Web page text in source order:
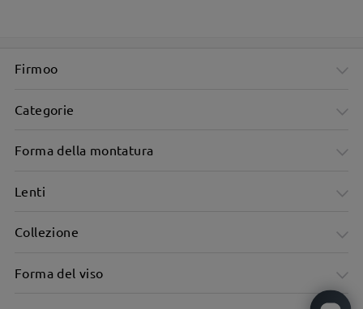
Firmoo
Categorie
Forma della montatura
Lenti
Collezione
Forma del viso